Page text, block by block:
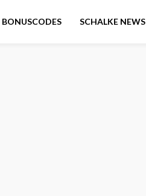
BONUSCODES SCHALKE NEWS